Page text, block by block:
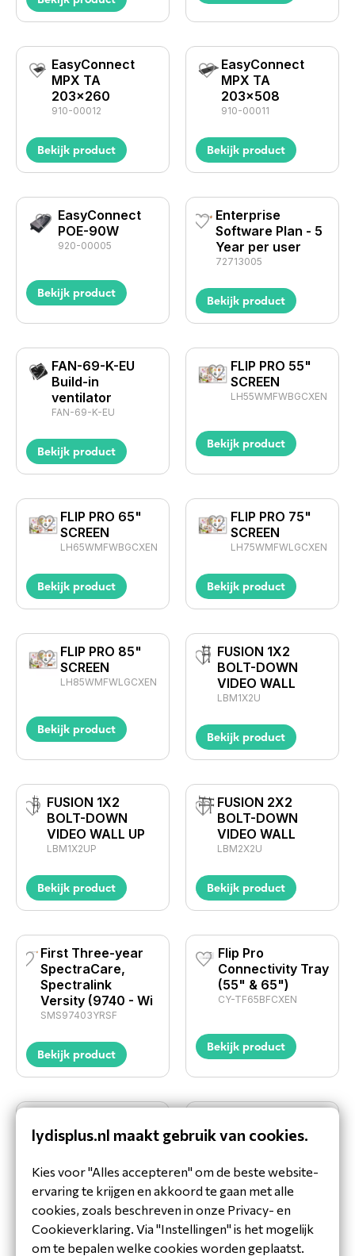
EasyConnect
MPX TA
203x260
910-00012
Bekijk product
EasyConnect
MPX TA
203x508
910-00011
Bekijk product
EasyConnect
POE-90W
920-00005
Bekijk product
Enterprise
Software Plan - 5
Year per user
72713005
Bekijk product
FAN-69-K-EU
Build-in
ventilator
FAN-69-K-EU
Bekijk product
FLIP PRO 55"
SCREEN
LH55WMFWBGCXEN
Bekijk product
FLIP PRO 65"
SCREEN
LH65WMFWBGCXEN
Bekijk product
FLIP PRO 75"
SCREEN
LH75WMFWLGCXEN
Bekijk product
FLIP PRO 85"
SCREEN
LH85WMFWLGCXEN
Bekijk product
FUSION 1X2
BOLT-DOWN
VIDEO WALL
LBM1X2U
Bekijk product
FUSION 1X2
BOLT-DOWN
VIDEO WALL UP
LBM1X2UP
Bekijk product
FUSION 2X2
BOLT-DOWN
VIDEO WALL
LBM2X2U
Bekijk product
First Three-year
SpectraCare,
Spectralink
Versity (9740 - Wi
SMS97403YRSF
Bekijk product
Flip Pro
Connectivity Tray
(55" & 65")
CY-TF65BFCXEN
Bekijk product
Gang In-Wall
Transmitter
Bekijk product
Humly Booking
License
Bekijk product
lydisplus.nl maakt gebruik van cookies.
Kies voor "Alles accepteren" om de beste website-
ervaring te krijgen en akkoord te gaan met alle
cookies, zoals beschreven in onze Privacy- en
Cookieverklaring. Via "Instellingen" is het mogelijk
om te bepalen welke cookies worden geplaatst.